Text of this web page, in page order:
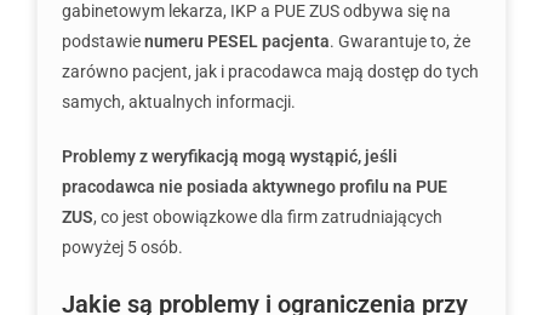
gabinetowym lekarza, IKP a PUE ZUS odbywa się na
podstawienumeru PESEL pacjenta. Gwarantuje to, że
zarówno pacjent, jak i pracodawca mają dostęp do tych
samych, aktualnych informacji.
Problemy z weryfikacją mogą wystąpić, jeśli
pracodawca nie posiada aktywnego profilu na PUE
ZUS, co jest obowiązkowe dla firm zatrudniających
powyżej 5 osób.
Jakie są problemy i ograniczenia przy